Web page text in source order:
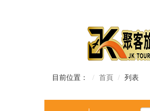
目前位置： 首頁 列表